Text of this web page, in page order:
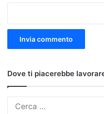
Dove ti piacerebbe